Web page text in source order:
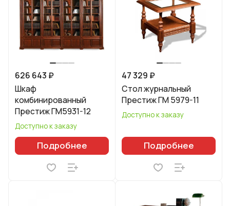
626 643 ₽
Шкаф
комбинированный
Престиж ГМ5931-12
Доступно к заказу
Подробнее
47 329 ₽
Стол журнальный
Престиж ГМ 5979-11
Доступно к заказу
Подробнее